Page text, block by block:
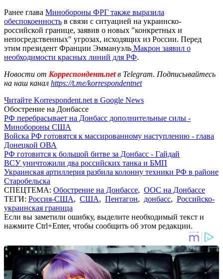
Ранее глава Минобороны ФРГ также выразила
обеспокоенность в связи с ситуацией на украинско-
российской границе, заявив о новых "конкретных и
непосредственных" угрозах, исходящих из России. Перед
этим президент Франции Эммануэль Макрон заявил о
необходимости красных линий для РФ.
Новости от Корреспондент.netв Telegram. Подписывайтесь
на наш канал https://t.me/korrespondentnet
Читайте Korrespondent.net в Google News
Обострение на Донбассе
РФ перебрасывает на Донбасс дополнительные силы -
Минобороны США
Войска РФ готовятся к массированному наступлению - глава
Донецкой ОВА
РФ готовится к большой битве за Донбасс - Гайдай
ВСУ уничтожили два российских танка и БМП
Украинская артиллерия разбила колонну техники РФ в районе
Старобельска
СПЕЦТЕМА: Обострение на Донбассе, ООС на Донбассе
ТЕГИ: Россия-США, США, Пентагон, донбасс, Российско-
украинская граница
Если вы заметили ошибку, выделите необходимый текст и
нажмите Ctrl+Enter, чтобы сообщить об этом редакции.